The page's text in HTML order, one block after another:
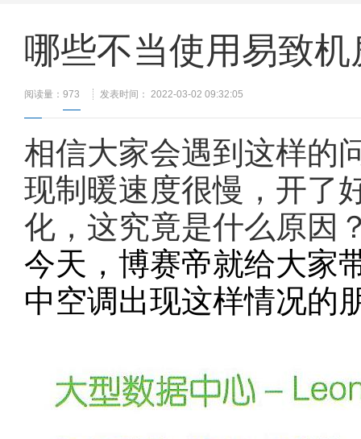
哪些不当使用易致
阅读量： 973 发表时间： 2022-03-02 09:32:05
相信大家会遇到这样的
现制暖速度很慢，开了
化，这究竟是什么原因
今天，博赛帝就给大家
中空调出现这样情况的